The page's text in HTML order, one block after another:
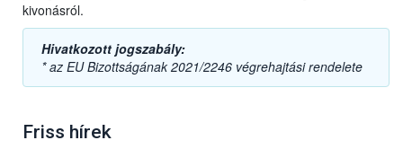
kivonásról.
Hivatkozott jogszabály:
* az EU Bizottságának 2021/2246 végrehajtási rendelete
Friss hírek